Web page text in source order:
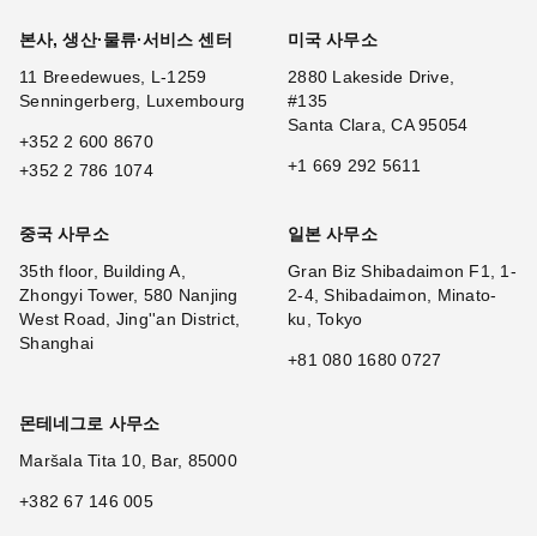
본사, 생산·물류·서비스 센터
11 Breedewues, L-1259
Senningerberg, Luxembourg
+352 2 600 8670
+352 2 786 1074
미국 사무소
2880 Lakeside Drive,
#135
Santa Clara, CA 95054
+1 669 292 5611
중국 사무소
35th floor, Building A,
Zhongyi Tower, 580 Nanjing
West Road, Jing''an District,
Shanghai
일본 사무소
Gran Biz Shibadaimon F1, 1-
2-4, Shibadaimon, Minato-
ku, Tokyo
+81 080 1680 0727
몬테네그로 사무소
Maršala Tita 10, Bar, 85000
+382 67 146 005